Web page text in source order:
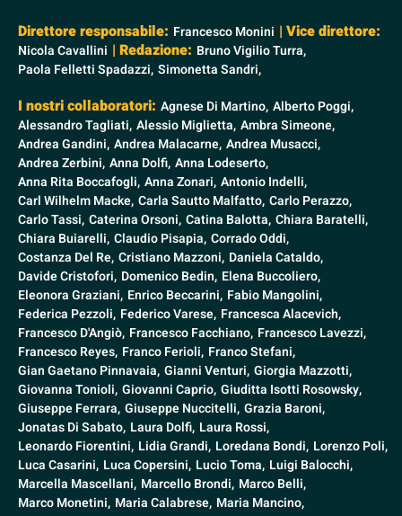
Direttore responsabile: Francesco Monini | Vice direttore:
Nicola Cavallini | Redazione: Bruno Vigilio Turra,
Paola Felletti Spadazzi, Simonetta Sandri,
I nostri collaboratori: Agnese Di Martino, Alberto Poggi,
Alessandro Tagliati, Alessio Miglietta, Ambra Simeone,
Andrea Gandini, Andrea Malacarne, Andrea Musacci,
Andrea Zerbini, Anna Dolfi, Anna Lodeserto,
Anna Rita Boccafogli, Anna Zonari, Antonio Indelli,
Carl Wilhelm Macke, Carla Sautto Malfatto, Carlo Perazzo,
Carlo Tassi, Caterina Orsoni, Catina Balotta, Chiara Baratelli,
Chiara Buiarelli, Claudio Pisapia, Corrado Oddi,
Costanza Del Re, Cristiano Mazzoni, Daniela Cataldo,
Davide Cristofori, Domenico Bedin, Elena Buccoliero,
Eleonora Graziani, Enrico Beccarini, Fabio Mangolini,
Federica Pezzoli, Federico Varese, Francesca Alacevich,
Francesco D'Angiò, Francesco Facchiano, Francesco Lavezzi,
Francesco Reyes, Franco Ferioli, Franco Stefani,
Gian Gaetano Pinnavaia, Gianni Venturi, Giorgia Mazzotti,
Giovanna Tonioli, Giovanni Caprio, Giuditta Isotti Rosowsky,
Giuseppe Ferrara, Giuseppe Nuccitelli, Grazia Baroni,
Jonatas Di Sabato, Laura Dolfi, Laura Rossi,
Leonardo Fiorentini, Lidia Grandi, Loredana Bondi, Lorenzo Poli,
Luca Casarini, Luca Copersini, Lucio Toma, Luigi Balocchi,
Marcella Mascellani, Marcello Brondi, Marco Belli,
Marco Monetini, Maria Calabrese, Maria Mancino,